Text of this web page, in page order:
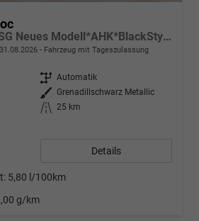
R-Line 1.5 eTSI DSG Neues Modell*AHK*BlackStyle*Matrix*19"*Android Auto*EasyOpen*SHZ*Kamera*ParkAsstPro*ACC*Keyless
31.08.2026 Fahrzeug mit Tageszulassung
Getriebe Automatik
Außenfarbe
Grenadillschwarz Metallic
Kilometerstand
25 km
Details
5,80 l/100km
g/km